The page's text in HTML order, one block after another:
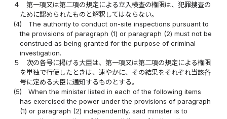
４
第一項又は第二項の規定による立入検査の権限は、犯罪捜査の
ために認められたものと解釈してはならない。
(4)
The authority to conduct on-site inspections pursuant to
the provisions of paragraph (1) or paragraph (2) must not be
construed as being granted for the purpose of criminal
investigation.
５
次の各号に掲げる大臣は、第一項又は第二項の規定による権限
を単独で行使したときは、速やかに、その結果をそれぞれ当該各
号に定める大臣に通知するものとする。
(5)
When the minister listed in each of the following items
has exercised the power under the provisions of paragraph
(1) or paragraph (2) independently, said minister is to